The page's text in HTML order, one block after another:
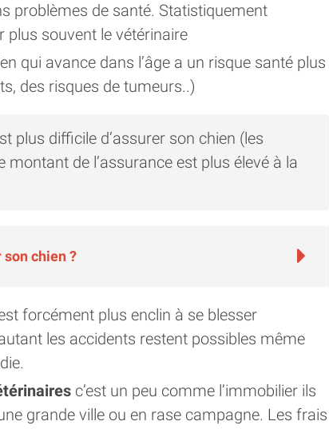
problèmes de santé. Statistiquement
plus souvent le vétérinaire
qui avance dans l’âge a un risque santé plus
des risques de tumeurs..)
plus difficile d’assurer son chien (les
de l’assurance est plus élevé à la
chien ?
forcément plus enclin à se blesser
les accidents restent possibles même
c’est un peu comme l’immobilier ils
grande ville ou en rase campagne. Les frais